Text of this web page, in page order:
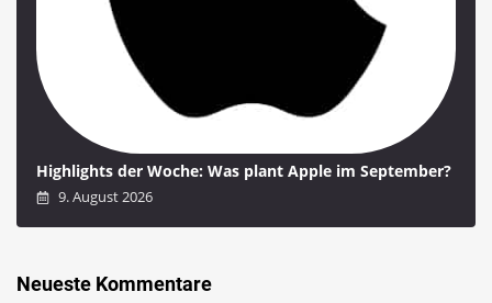
Highlights der Woche: Was plant Apple im September?
9. August 2026
Neueste Kommentare